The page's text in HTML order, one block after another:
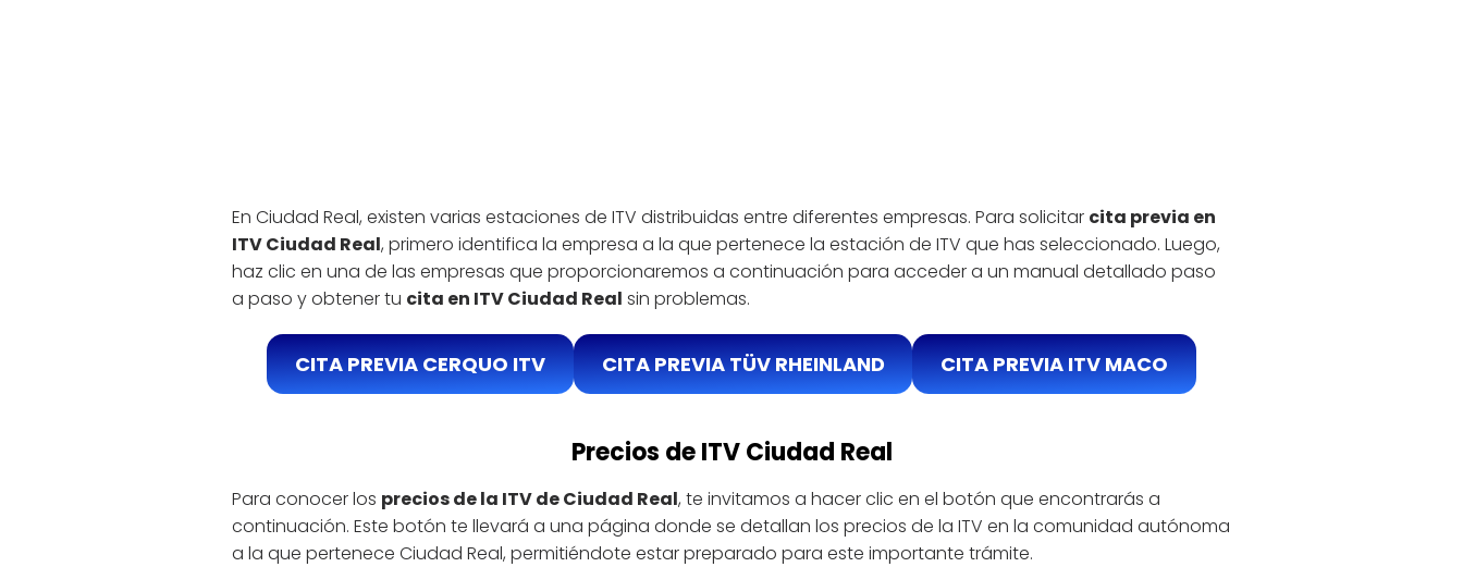
En Ciudad Real, existen varias estaciones de ITV distribuidas entre diferentes empresas. Para solicitar cita previa en
ITV Ciudad Real, primero identifica la empresa a la que pertenece la estación de ITV que has seleccionado. Luego,
haz clic en una de las empresas que proporcionaremos a continuación para acceder a un manual detallado paso
a paso y obtener tu cita en ITV Ciudad Real sin problemas.
CITA PREVIA CERQUO ITV CITA PREVIA TÜV RHEINLAND CITA PREVIA ITV MACO
Precios de ITV Ciudad Real
Para conocer los precios de la ITV de Ciudad Real, te invitamos a hacer clic en el botón que encontrarás a
continuación. Este botón te llevará a una página donde se detallan los precios de la ITV en la comunidad autónoma
a la que pertenece Ciudad Real, permitiéndote estar preparado para este importante trámite.